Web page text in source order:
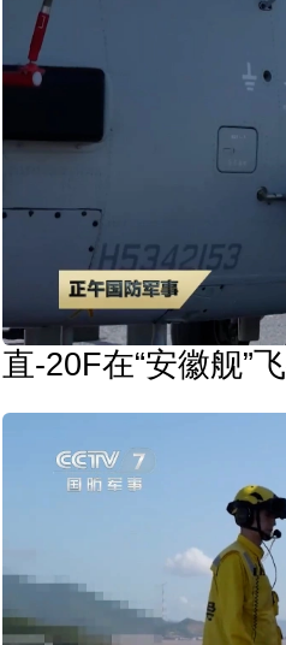
直-20F在“安徽舰”